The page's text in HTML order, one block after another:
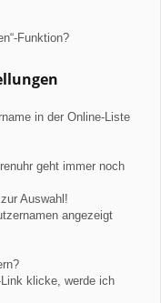
Funktion?
in der Online-Liste
geht immer noch
Auswahl!
angezeigt
klicke, werde ich